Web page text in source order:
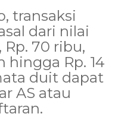
transaksi
dari nilai
Rp. 70 ribu,
hingga Rp. 14
duit dapat
AS atau